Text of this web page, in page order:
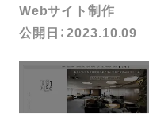
Webサイト制作
公開日：2023.10.09